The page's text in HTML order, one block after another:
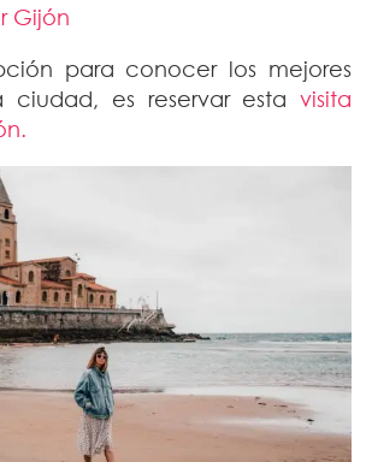
Gijón
para conocer los mejores
ciudad, es reservar esta visita